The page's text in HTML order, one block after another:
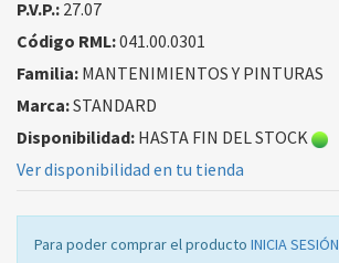
P.V.P.: 27.07
Código RML:041.00.0301
Familia: MANTENIMIENTOS Y PINTURAS
Marca:STANDARD
Disponibilidad: HASTA FIN DEL STOCK
Ver disponibilidad en tu tienda
Para poder comprar el producto INICIA SESIÓN